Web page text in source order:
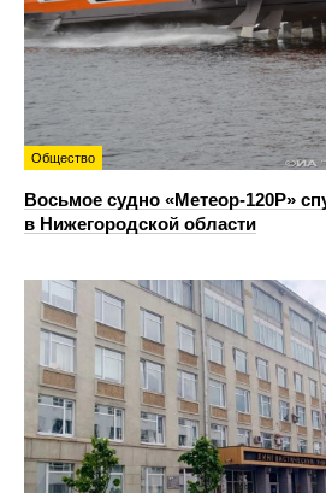
Общество
Восьмое судно «Метеор-120Р»
в Нижегородской области